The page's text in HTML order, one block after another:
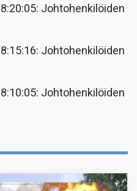
Johtohenkilöiden
Johtohenkilöiden
Johtohenkilöiden